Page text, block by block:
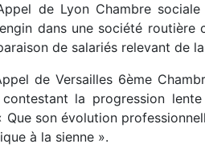
de Lyon Chambre
dans une société
de salariés relevant de
de Versailles 6ème
contestant la progression
Que son évolution
à la sienne ».